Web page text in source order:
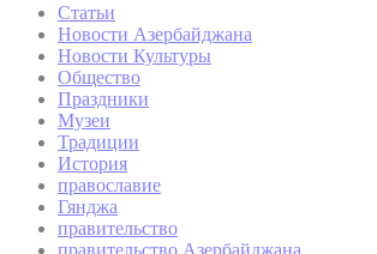
Статьи
Новости Азербайджана
Новости Культуры
Общество
Праздники
Музеи
Традиции
История
православие
Гянджа
правительство
правительство Азербайджана